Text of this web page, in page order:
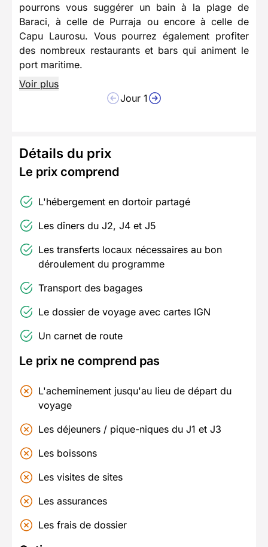
pourrons vous suggérer un bain à la plage de
Baraci, à celle de Purraja ou encore à celle de
Capu Laurosu. Vous pourrez également profiter
des nombreux restaurants et bars qui animent le
port maritime.
Voir plus
Jour 1
Détails du prix
Le prix comprend
L'hébergement en dortoir partagé
Les dîners du J2, J4 et J5
Les transferts locaux nécessaires au bon
déroulement du programme
Transport des bagages
Le dossier de voyage avec cartes IGN
Un carnet de route
Le prix ne comprend pas
L'acheminement jusqu'au lieu de départ du
voyage
Les déjeuners / pique-niques du J1 et J3
Les boissons
Les visites de sites
Les assurances
Les frais de dossier